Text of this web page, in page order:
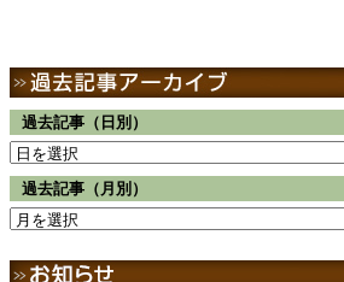
過去記事（日別）
過去記事（月別）